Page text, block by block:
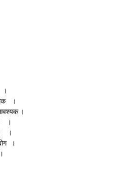
।
।
।
।
।
।